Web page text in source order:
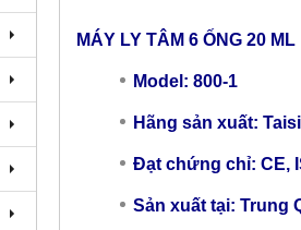
MÁY LY TÂM 6 ỐNG 20 ML
Model: 800-1
Hãng sản xuất:
Đạt chứng chỉ: CE,
Sản xuất tại: Trung